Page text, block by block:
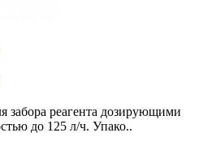
реагента дозирующими
до 125 л/ч. Упако..